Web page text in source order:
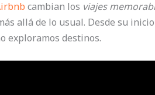
cambian los viajes
allá de lo usual. Desde su
exploramos destinos.